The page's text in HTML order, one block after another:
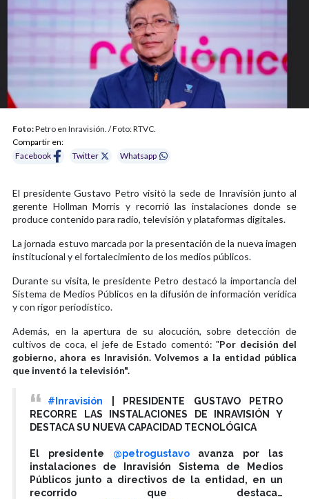
Foto:Petro en Inravisión. / Foto: RTVC.
Compartir en:
Facebook
Twitter Whatsapp
El presidente Gustavo Petro visitó la sede de Inravisión junto al
gerente Hollman Morris y recorrió las instalaciones donde se
produce contenido para radio, televisión y plataformas digitales.
La jornada estuvo marcada por la presentación de la nueva imagen
institucional y el fortalecimiento de los medios públicos.
Durante su visita, le presidente Petro destacó la importancia del
Sistema de Medios Públicos en la difusión de información verídica
y con rigor periodístico.
Además, en la apertura de su alocución, sobre detección de
cultivos de coca, el jefe de Estado comentó: "Por decisión del
gobierno, ahora es Inravisión. Volvemos a la entidad pública
que inventó la televisión".
#Inravisión | PRESIDENTE GUSTAVO PETRO
RECORRE LAS INSTALACIONES DE INRAVISIÓN Y
DESTACA SU NUEVA CAPACIDAD TECNOLÓGICA
El presidente @petrogustavoavanza por las
instalaciones de Inravisión Sistema de Medios
Públicos junto a directivos de la entidad, en un
recorrido que destaca…